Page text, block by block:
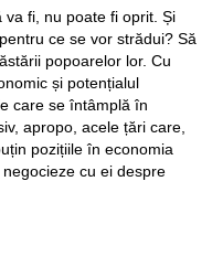
va fi, nu poate fi oprit. Și
ce se vor strădui? Să
popoarelor lor. Cu
și potențialul
care se întâmplă în
apropo, acele țări care,
pozițiile în economia
cu ei despre